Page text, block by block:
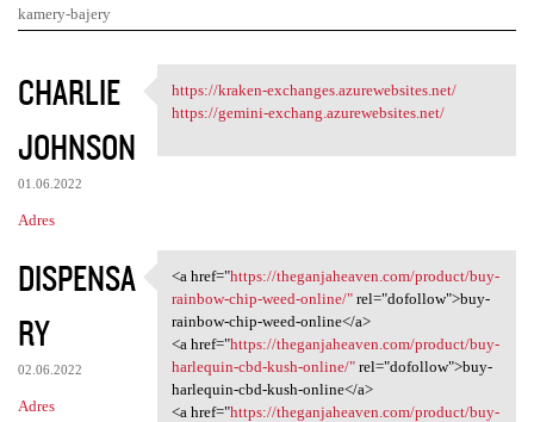
kamery-bajery
K
o
m
e
n
a
r
z
e
CHARLIE
JOHNSON
01.06.2022
Adres
https://kraken-exchanges
https://kraken-exchanges.azurewebsites.net/
https://gemini-exchang.azurewebsites.net/
DISPENSA
RY
02.06.2022
Adres
<a href="https:/
<a href="https://theganjaheaven.com/product/buy-
rainbow-chip-weed-online/"rel="dofollow">buy-
rainbow-chip-weed-online</a>
<a href="https://theganjaheaven.com/product/buy-
harlequin-cbd-kush-online/"rel="dofollow">buy-
harlequin-cbd-kush-online</a>
<a href="https://theganjaheaven.com/product/buy-